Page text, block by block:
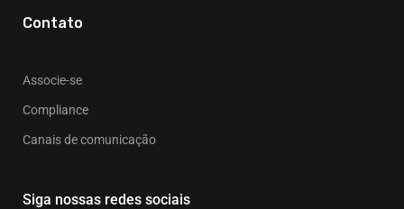
Contato
Associe-se
Compliance
Canais de comunicação
Siga nossas redes sociais